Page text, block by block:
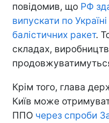
повідомив, що РФ
випускати по
балістичних ракет.
складах,
Крім того, глава
Київ може
ППО через спроби